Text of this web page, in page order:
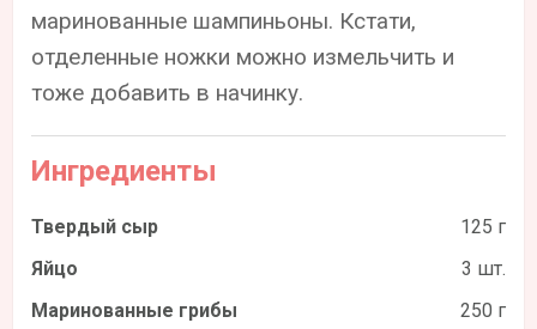
маринованные шампиньоны. Кстати,
отделенные ножки можно измельчить и
тоже добавить в начинку.
Ингредиенты
Твердый сыр
125 г
Яйцо
3 шт.
Маринованные грибы
250 г